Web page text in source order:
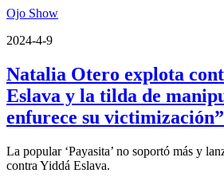
Ojo Show
2024-4-9
Natalia Otero explota
Eslava y la tilda de
enfurece su victimización”
La popular ‘Payasita’ no soportó más y
contra Yiddá Eslava.